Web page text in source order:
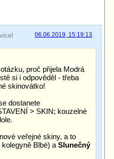
06.06.2019, 15:19:13
proč přijela Modrá
si i odpověděl - třeba
skinovátko!
dostanete
> SKIN; kouzelné
veřejné skiny, a to
Blbé) a Slunečný